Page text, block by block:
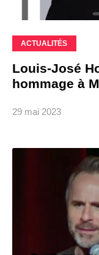
ACTUALITÉS
Louis-José
hommage à
29 mai 2023